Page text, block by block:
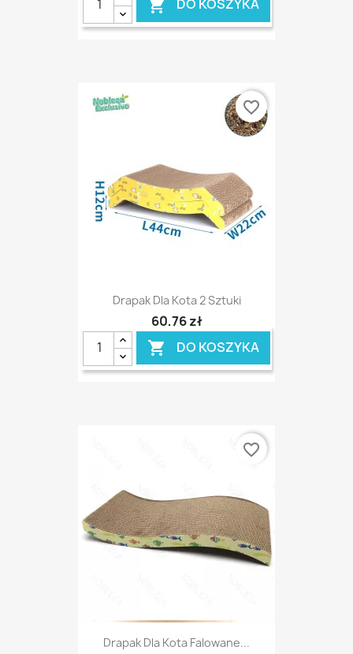
 DO KOSZYKA
Drapak Dla Kota 2 Sztuki
60,76 zł
 DO KOSZYKA
favorite_border
Drapak Dla Kota Falowane...
favorite_border